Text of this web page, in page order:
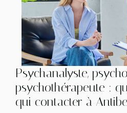
Psychanalyste,
psychothérapeute :
qui contacter à